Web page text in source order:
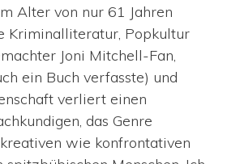
Alter von nur 61 Jahren
Kriminalliteratur, Popkultur
Joni Mitchell-Fan,
ein Buch verfasste) und
verliert einen
das Genre
wie konfrontativen